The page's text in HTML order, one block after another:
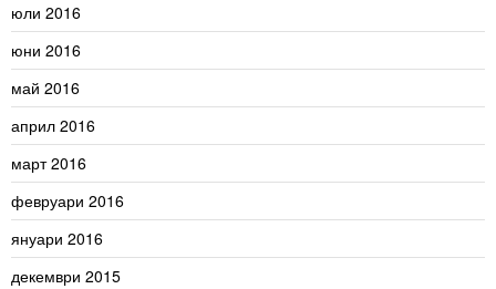
юли 2016
юни 2016
май 2016
април 2016
март 2016
февруари 2016
януари 2016
декември 2015